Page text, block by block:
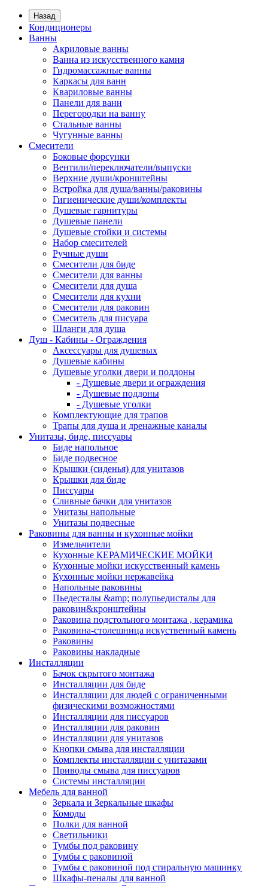
Назад
Кондиционеры
Ванны
Акриловые ванны
Ванна из искусственного камня
Гидромассажные ванны
Каркасы для ванн
Квариловые ванны
Панели для ванн
Перегородки на ванну
Стальные ванны
Чугунные ванны
Смесители
Боковые форсунки
Вентили/переключатели/выпуски
Верхние души/кронштейны
Встройка для душа/ванны/раковины
Гигиенические души/комплекты
Душевые гарнитуры
Душевые панели
Душевые стойки и системы
Набор смесителей
Ручные души
Смесители для биде
Смесители для ванны
Смесители для душа
Смесители для кухни
Смесители для раковин
Смеситель для писуара
Шланги для душа
Душ - Кабины - Ограждения
Аксессуары для душевых
Душевые кабины
Душевые уголки двери и поддоны
- Душевые двери и ограждения
- Душевые поддоны
- Душевые уголки
Комплектующие для трапов
Трапы для душа и дренажные каналы
Унитазы, биде, писсуары
Биде напольное
Биде подвесное
Крышки (сиденья) для унитазов
Крышки для биде
Писсуары
Сливные бачки для унитазов
Унитазы напольные
Унитазы подвесные
Раковины для ванны и кухонные мойки
Измельчители
Кухонные КЕРАМИЧЕСКИЕ МОЙКИ
Кухонные мойки искусственный камень
Кухонные мойки нержавейка
Напольные раковины
Пьедесталы &amp; полупьедисталы для
раковин&кронштейны
Раковина подстольного монтажа , керамика
Раковина-столешница искуственный камень
Раковины
Раковины накладные
Инсталляции
Бачок скрытого монтажа
Инсталляции для биде
Инсталляции для людей с ограниченными
физическими возможностями
Инсталляции для писсуаров
Инсталляции для раковин
Инсталляции для унитазов
Кнопки смыва для инсталляции
Комплекты инсталляции с унитазами
Приводы смыва для писсуаров
Системы инсталляции
Мебель для ванной
Зеркала и Зеркальные шкафы
Комоды
Полки для ванной
Светильники
Тумбы под раковину
Тумбы с раковиной
Тумбы с раковиной под стиральную машинку
Шкафы-пеналы для ванной